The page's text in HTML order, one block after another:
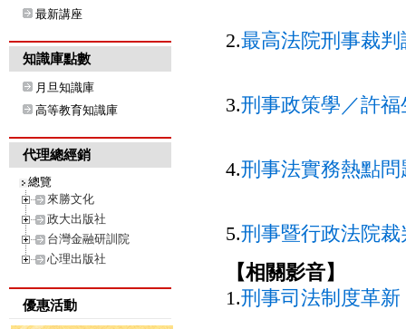
最新講座
知識庫點數
月旦知識庫
高等教育知識庫
代理總經銷
總覽
來勝文化
政大出版社
台灣金融研訓院
心理出版社
優惠活動
2.最高法院刑事裁
3.刑事政策學／許福
4.刑事法實務熱點
5.刑事暨行政法院
【相關影音】
1.刑事司法制度革新